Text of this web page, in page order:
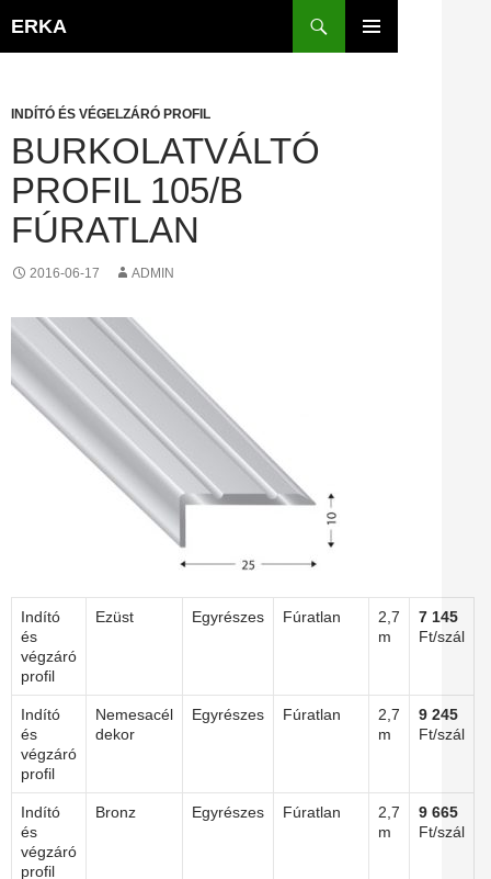
ERKA
INDÍTÓ ÉS VÉGELZÁRÓ PROFIL
BURKOLATVÁLTÓ
PROFIL 105/B
FÚRATLAN
2016-06-17 ADMIN
Indító
és
végzáró
profil
Ezüst Egyrészes Fúratlan
2,7
m
7 145
Ft/szál
Indító
és
végzáró
profil
Nemesacél
dekor
Egyrészes Fúratlan
2,7
m
9 245
Ft/szál
Indító
és
végzáró
profil
Bronz Egyrészes Fúratlan
2,7
m
9 665
Ft/szál